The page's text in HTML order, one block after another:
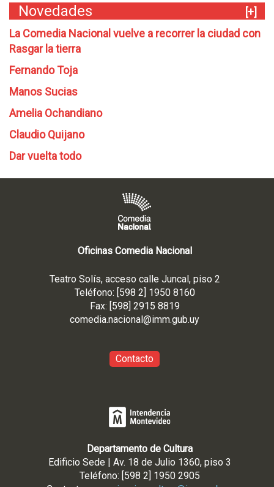
Novedades
[+]
La Comedia Nacional vuelve a recorrer la ciudad con
Rasgar la tierra
Fernando Toja
Manos Sucias
Amelia Ochandiano
Claudio Quijano
Dar vuelta todo
Oficinas Comedia Nacional
Teatro Solís, acceso calle Juncal, piso 2
Teléfono: [598 2] 1950 8160
Fax: [598] 2915 8819
comedia.nacional@imm.gub.uy
Contacto
Departamento de Cultura
Edificio Sede | Av. 18 de Julio 1360, piso 3
Teléfono: [598 2] 1950 2905